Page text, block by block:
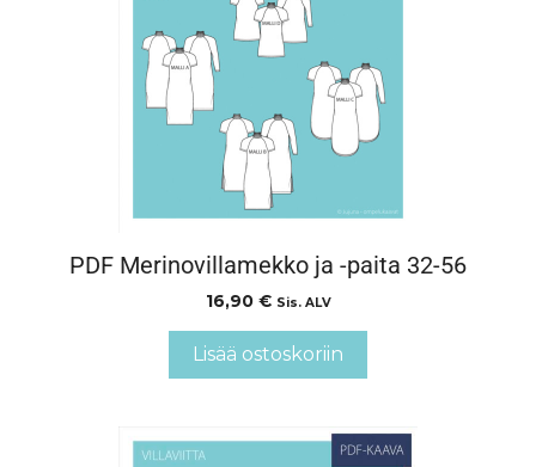
PDF Merinovillamekko ja -paita 32-56
16,90 € Sis. ALV
Lisää ostoskoriin